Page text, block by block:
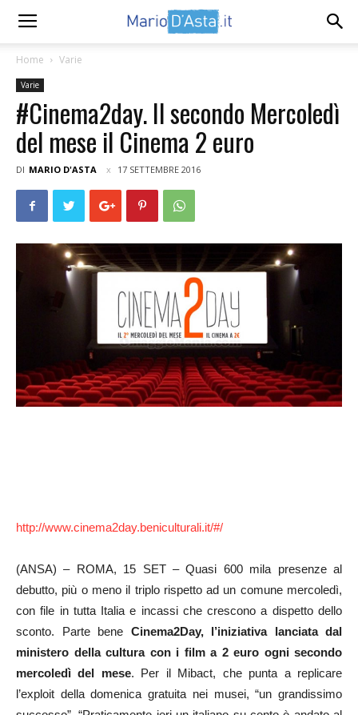
Home Varie
Varie
#Cinema2day. Il secondo Mercoledì
del mese il Cinema 2 euro
DI MARIO D'ASTA 17 SETTEMBRE 2016
http://www.cinema2day.beniculturali.it/#/
(ANSA) – ROMA, 15 SET – Quasi 600 mila presenze al
debutto, più o meno il triplo rispetto ad un comune mercoledì,
con file in tutta Italia e incassi che crescono a dispetto dello
sconto. Parte bene Cinema2Day, l’iniziativa lanciata dal
ministero della cultura con i film a 2 euro ogni secondo
mercoledì del mese. Per il Mibact, che punta a replicare
l’exploit della domenica gratuita nei musei, “un grandissimo